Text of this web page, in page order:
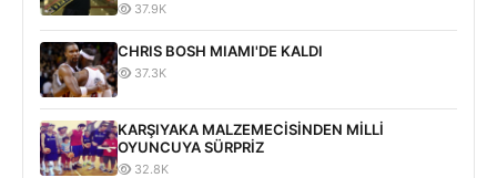
37.9K
CHRIS BOSH MIAMI'DE KALDI
37.3K
KARŞIYAKA MALZEMECİSİNDEN MİLLİ
OYUNCUYA SÜRPRİZ
32.8K